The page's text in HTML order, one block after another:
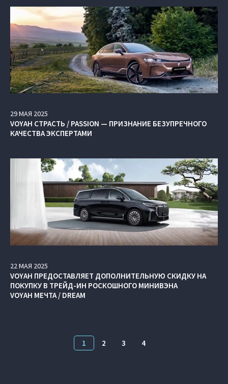
29МАЯ 2025
VOYAH СТРАСТЬ / PASSION — ПРИЗНАНИЕ БЕЗУПРЕЧНОГО
КАЧЕСТВА ЭКСПЕРТАМИ
22МАЯ 2025
VOYAH ПРЕДОСТАВЛЯЕТ ДОПОЛНИТЕЛЬНУЮ СКИДКУ НА
ПОКУПКУ В ТРЕЙД-ИН РОСКОШНОГО МИНИВЭНА
VOYAH МЕЧТА / DREAM
1 2 3 4